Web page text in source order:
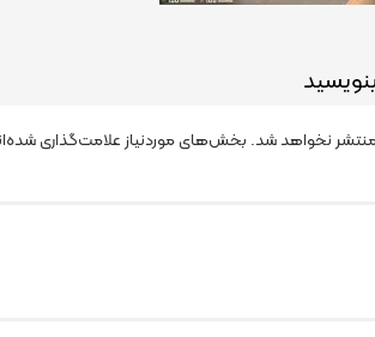
نخواهد شد. بخش‌های موردنیاز علامت‌گذاری